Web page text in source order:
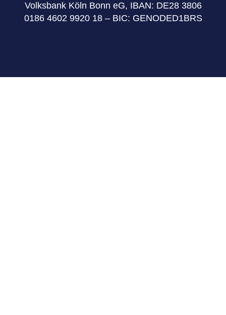
Volksbank Köln Bonn eG, IBAN: DE28 3806
0186 4602 9920 18 – BIC: GENODED1BRS